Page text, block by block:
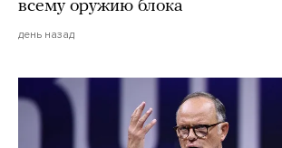
всему оружию блока
день назад